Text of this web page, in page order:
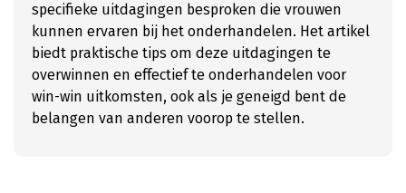
specifieke uitdagingen besproken die vrouwen
kunnen ervaren bij het onderhandelen. Het artikel
biedt praktische tips om deze uitdagingen te
overwinnen en effectief te onderhandelen voor
win-win uitkomsten, ook als je geneigd bent de
belangen van anderen voorop te stellen.